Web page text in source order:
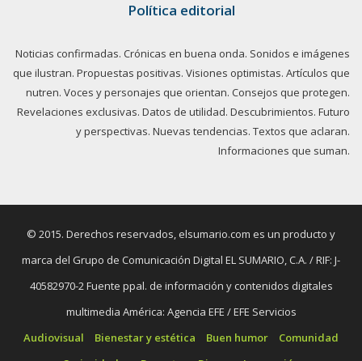
Política editorial
Noticias confirmadas. Crónicas en buena onda. Sonidos e imágenes
que ilustran. Propuestas positivas. Visiones optimistas. Artículos que
nutren. Voces y personajes que orientan. Consejos que protegen.
Revelaciones exclusivas. Datos de utilidad. Descubrimientos. Futuro
y perspectivas. Nuevas tendencias. Textos que aclaran.
Informaciones que suman.
© 2015. Derechos reservados, elsumario.com es un producto y
marca del Grupo de Comunicación Digital EL SUMARIO, C.A. / RIF: J-
40582970-2 Fuente ppal. de información y contenidos digitales
multimedia América: Agencia EFE / EFE Servicios
Audiovisual
Bienestar y estética Buen humor
Comunidad